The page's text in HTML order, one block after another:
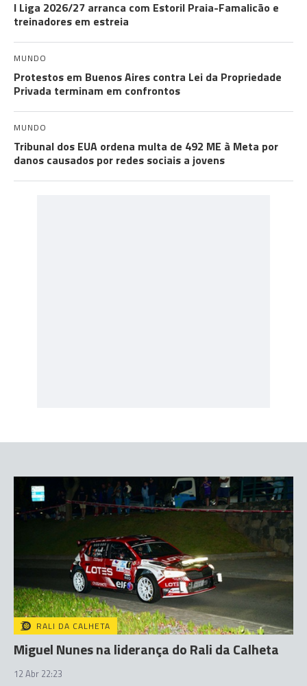
I Liga 2026/27 arranca com Estoril Praia-Famalicão e
treinadores em estreia
MUNDO
Protestos em Buenos Aires contra Lei da Propriedade
Privada terminam em confrontos
MUNDO
Tribunal dos EUA ordena multa de 492 ME à Meta por
danos causados por redes sociais a jovens
RALI DA CALHETA
Miguel Nunes na liderança do Rali da Calheta
12 Abr 22:23